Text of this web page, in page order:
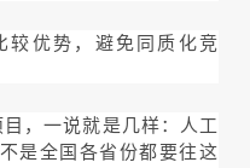
较优势，避免同质化竞
，一说就是几样：人工
是全国各省份都要往这